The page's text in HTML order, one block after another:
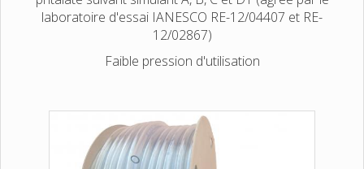
laboratoire d'essai IANESCO RE-12/04407 et RE-
12/02867)
Faible pression d'utilisation